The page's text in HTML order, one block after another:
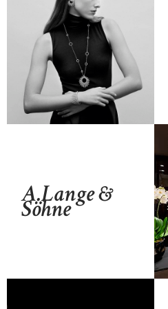
A.Lange &
Söhne